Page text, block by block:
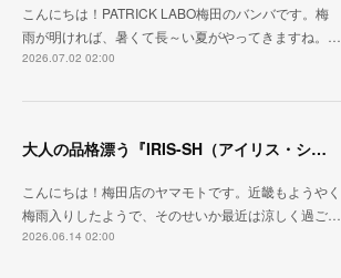
こんにちは！PATRICK LABO梅田のバンバです。梅
雨が明ければ、暑くて長～い夏がやってきますね。…
2026.07.02 02:00
大人の品格漂う『IRIS-SH（アイリス・シープ）』
こんにちは！梅田店のヤマモトです。近畿もようやく
梅雨入りしたようで、そのせいか最近は涼しく過ご…
2026.06.14 02:00